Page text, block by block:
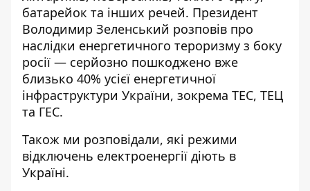
батарейок та інших речей. Президент
Володимир Зеленський розповів про
наслідки енергетичного тероризму з боку
росії — серйозно пошкоджено вже
близько 40% усієї енергетичної
інфраструктури України, зокрема ТЕС, ТЕЦ
та ГЕС.
Також ми розповідали, які режими
відключень електроенергії діють в
Україні.